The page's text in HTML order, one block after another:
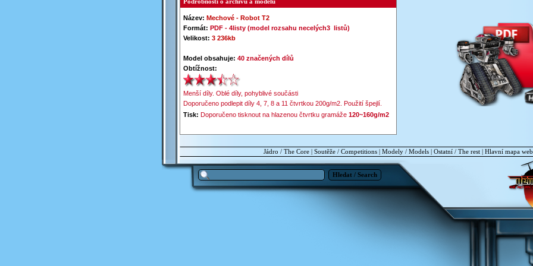
Podrobnosti o archivu a modelu
Název: Mechové -Robot T2
Formát: PDF -4listy (model rozsahu necelých3 listů)
Velikost: 3 236kb
Model obsahuje: 40 značených dílů
Obtížnost:
Menší díly. Oblé díly, pohyblivé součásti
Doporučeno podlepit díly 4, 7, 8 a 11 čtvrtkou 200g/m2. Použití špejlí.
Tisk: Doporučeno tisknout na hlazenou čtvrtku gramáže120~160g/m2
Jádro / The Core| Soutěže / Competitions| Modely / Models| Ostatní / The rest| Hlavní mapa
Hledat / Search